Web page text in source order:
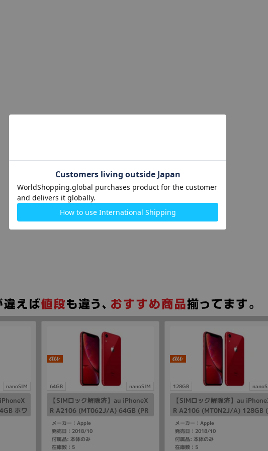
nanoSIM
ホワ
64GB nanoSIM
【SIMロック解除済】au iPhoneX
R A2106 (MT062J/A) 64GB (PR
ODUCT)RED
メーカー：Apple
発売日：2018/10
付属品: 本体のみ
在庫数：5
128GB
【SIMロック解除済】au
R A2106 (MT0N2J/A) 128GB
RODUCT)RED
メーカー：Apple
発売日：2018/10
付属品: 本体のみ
在庫数：5